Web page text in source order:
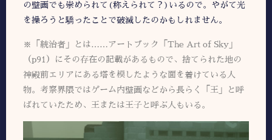
の壁画でも崇められて(称えられて？)いるので。やがて光
を操ろうと驕ったことで破滅したのかもしれません。
※「統治者」とは……アートブック「The Art of Sky」
（p91）にその存在の記載があるもので、捨てられた地の
神殿前エリアにある塔を模したような面を着けている人
物。考察界隈ではゲーム内壁画などから長らく「王」と呼
ばれていたため、王または王子と呼ぶ人もいる。